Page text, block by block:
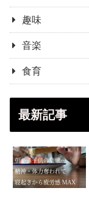
趣味
音楽
食育
最新記事